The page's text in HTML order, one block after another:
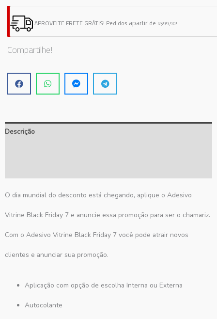
Black
Friday
N7
APROVEITE FRETE GRÁTIS! Pedidos apartirde R$99,90!
Compartilhe!
Descrição
O dia mundial do desconto está chegando, aplique o Adesivo
Vitrine Black Friday 7 e anuncie essa promoção para ser o chamariz.
Com o Adesivo Vitrine Black Friday 7 você pode atrair novos
clientes e anunciar sua promoção.
Aplicação com opção de escolha Interna ou Externa
Autocolante